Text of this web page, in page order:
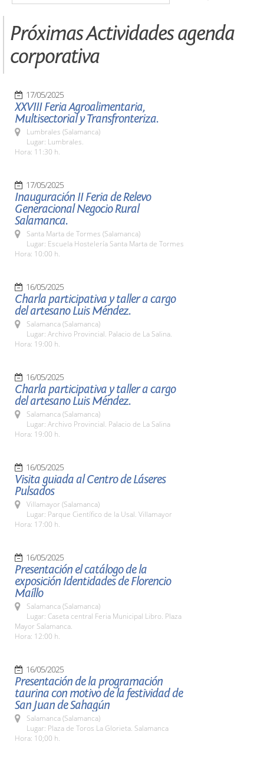
Próximas Actividades agenda
corporativa
17/05/2025
XXVIII Feria Agroalimentaria,
Multisectorial y Transfronteriza.
Lumbrales (Salamanca)
Lugar: Lumbrales.
Hora: 11:30 h.
17/05/2025
Inauguración II Feria de Relevo
Generacional Negocio Rural
Salamanca.
Santa Marta de Tormes (Salamanca)
Lugar: Escuela Hostelería Santa Marta de Tormes
Hora: 10:00 h.
16/05/2025
Charla participativa y taller a cargo
del artesano Luis Méndez.
Salamanca (Salamanca)
Lugar: Archivo Provincial. Palacio de La Salina.
Hora: 19:00 h.
16/05/2025
Charla participativa y taller a cargo
del artesano Luis Méndez.
Salamanca (Salamanca)
Lugar: Archivo Provincial. Palacio de La Salina
Hora: 19:00 h.
16/05/2025
Visita guiada al Centro de Láseres
Pulsados
Villamayor (Salamanca)
Lugar: Parque Científico de la Usal. Villamayor
Hora: 17:00 h.
16/05/2025
Presentación el catálogo de la
exposición Identidades de Florencio
Maíllo
Salamanca (Salamanca)
Lugar: Caseta central Feria Municipal Libro. Plaza
Mayor Salamanca.
Hora: 12:00 h.
16/05/2025
Presentación de la programación
taurina con motivo de la festividad de
San Juan de Sahagún
Salamanca (Salamanca)
Lugar: Plaza de Toros La Glorieta. Salamanca
Hora: 10;00 h.